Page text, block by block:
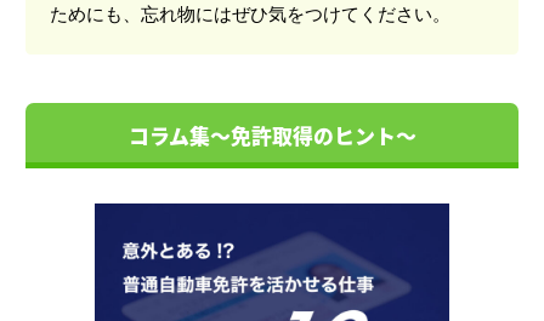
ためにも、忘れ物にはぜひ気をつけてください。
コラム集～免許取得のヒント～